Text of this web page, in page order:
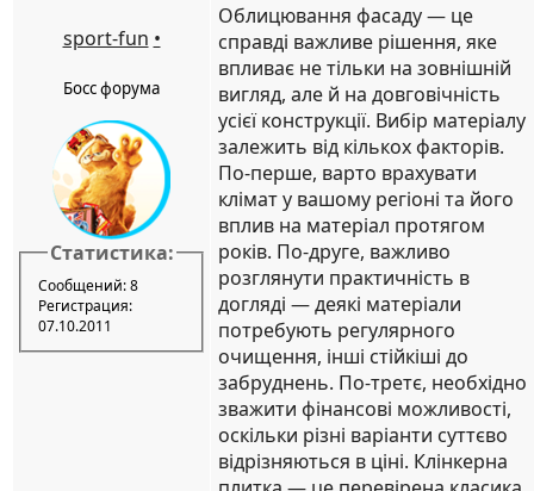
sport-fun •
Босс форума
Статистика:
Сообщений: 8
Регистрация:
07.10.2011
Облицювання фасаду — це
справді важливе рішення, яке
впливає не тільки на зовнішній
вигляд, але й на довговічність
усієї конструкції. Вибір матеріалу
залежить від кількох факторів.
По-перше, варто врахувати
клімат у вашому регіоні та його
вплив на матеріал протягом
років. По-друге, важливо
розглянути практичність в
догляді — деякі матеріали
потребують регулярного
очищення, інші стійкіші до
забруднень. По-третє, необхідно
зважити фінансові можливості,
оскільки різні варіанти суттєво
відрізняються в ціні. Клінкерна